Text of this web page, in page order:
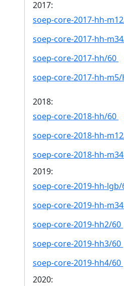
2017:
soep-core-2017-hh-
soep-core-2017-hh-
soep-core-2017-hh/60
soep-core-2017-hh-m5/
2018:
soep-core-2018-hh/60
soep-core-2018-hh-
soep-core-2018-hh-
2019:
soep-core-2019-hh-lgb/
soep-core-2019-hh-
soep-core-2019-hh2/60
soep-core-2019-hh3/60
soep-core-2019-hh4/60
2020: